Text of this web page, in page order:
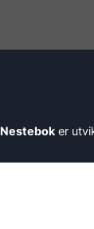
Nestebok er